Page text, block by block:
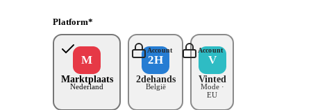
Platform*
M
Marktplaats
Nederland
Account
2H
2dehands
België
Account
V
Vinted
Mode ·
EU